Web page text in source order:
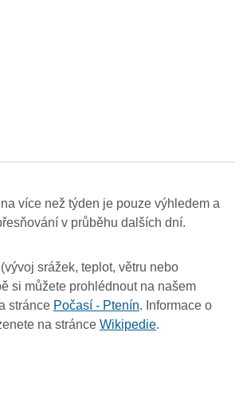
více než týden je pouze výhledem a
v průběhu dalších dní.
srážek, teplot, větru nebo
si můžete prohlédnout na našem
stránce Počasí - Ptenín. Informace o
na stránce Wikipedie.